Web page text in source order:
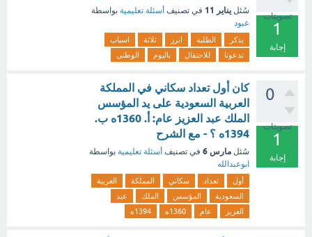
تصويتات
1
إجابة
سُئل يناير 11 في تصنيف أسئلة تعليمية بواسطة
عبود
يذكر الطلبة ابرز ثلاثة
اسباب
تدعونا
للاحتفال باليوم الوطنى
0
تصويتات
1
إجابة
كان أول تعداد سكاني في المملكة
العربية السعودية على يد المؤسس
الملك عبد العزيز عام: أ. 1360ه ب.
1394ه ؟ - مع الشرح
سُئل مارس 6 في تصنيف أسئلة تعليمية بواسطة
ابوعبدالله
أول تعداد سكاني المملكة
العربية
السعودية
المؤسس الملك
عبد
العزيز
عام 1360ه 1394ه